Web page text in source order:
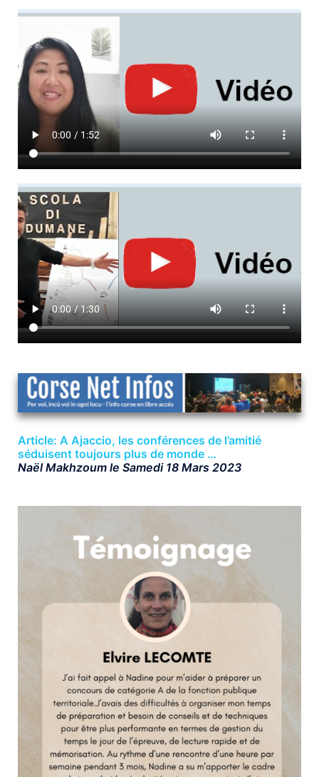
Article: A Ajaccio, les conférences de l’amitié
séduisent toujours plus de monde …
Naël Makhzoum le Samedi 18 Mars 2023